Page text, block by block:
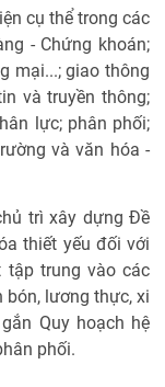
cụ thể trong các
- Chứng khoán;
mại...; giao thông
và truyền thông;
lực; phân phối;
và văn hóa -
trì xây dựng Đề
thiết yếu đối với
trung vào các
bón, lương thực, xi
Quy hoạch hệ
phối.